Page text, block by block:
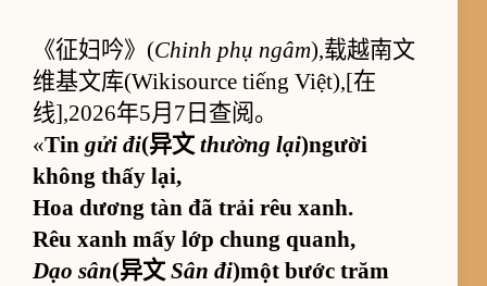
《征妇吟》(Chinh phụ ngâm),载越南文
维基文库(Wikisource tiếng Việt),[在
线],2026年5月7日查阅。
«Tin gửi đi(异文 thường lại)người
không thấy lại,
Hoa dương tàn đã trải rêu xanh.
Rêu xanh mấy lớp chung quanh,
Dạo sân(异文 Sân đi)một bước trăm